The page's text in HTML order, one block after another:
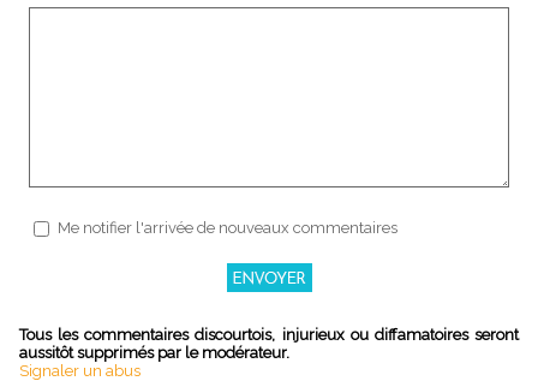
Me notifier l'arrivée de nouveaux commentaires
Tous les commentaires discourtois, injurieux ou diffamatoires seront
aussitôt supprimés par le modérateur.
Signaler un abus